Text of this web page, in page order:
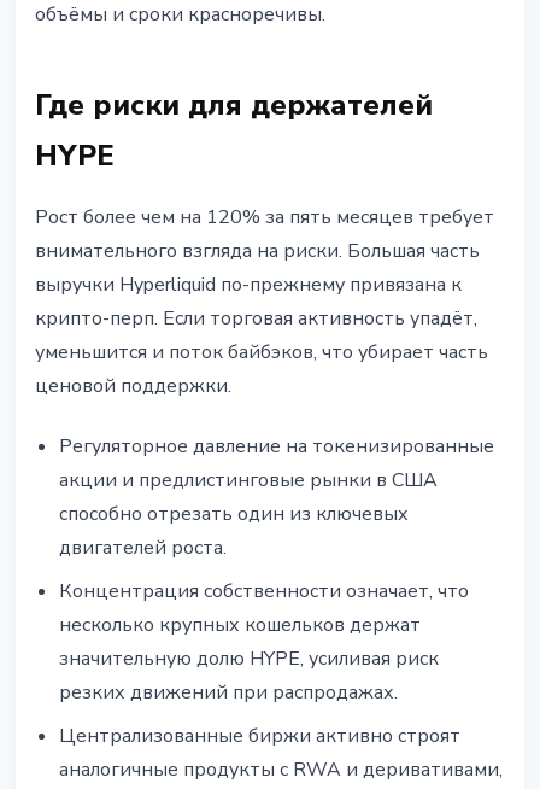
объёмы и сроки красноречивы.
Где риски для держателей
HYPE
Рост более чем на 120% за пять месяцев требует
внимательного взгляда на риски. Большая часть
выручки Hyperliquid по-прежнему привязана к
крипто-перп. Если торговая активность упадёт,
уменьшится и поток байбэков, что убирает часть
ценовой поддержки.
Регуляторное давление на токенизированные
акции и предлистинговые рынки в США
способно отрезать один из ключевых
двигателей роста.
Концентрация собственности означает, что
несколько крупных кошельков держат
значительную долю HYPE, усиливая риск
резких движений при распродажах.
Централизованные биржи активно строят
аналогичные продукты с RWA и деривативами,